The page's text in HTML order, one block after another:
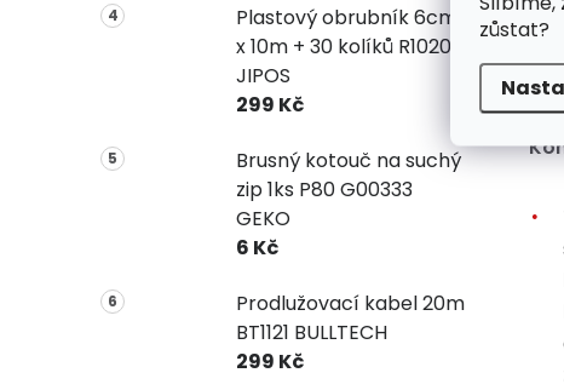
zůstat?
Plastový obrubník 6cm
x 10m + 30 kolíků R1020
JIPOS
299 Kč
Brusný kotouč na suchý
zip 1ks P80 G00333
GEKO
6 Kč
Prodlužovací kabel 20m
BT1121 BULLTECH
299 Kč